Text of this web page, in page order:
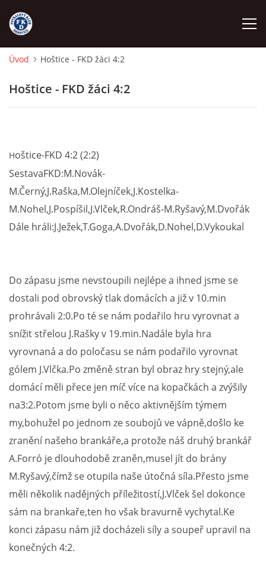
NÁBOR
FKD B
STARŠÍ DOROST
MLADŠÍ ŽÁCI
MLADŠÍ ŽÁCI "B"
PODPORUJÍ NÁŠ KLUB
ARCHÍV
DOTACE
Úvod Hoštice - FKD žáci 4:2
Hoštice - FKD žáci 4:2
Hoštice-FKD 4:2 (2:2)
SestavaFKD:M.Novák-
M.Černý,J.Raška,M.Olejníček,J.Kostelka-
M.Nohel,J.Pospíšil,J.Vlček,R.Ondráš-M.Ryšavý,M.Dvořák
Dále hráli:J.Ježek,T.Goga,A.Dvořák,D.Nohel,D.Vykoukal
Do zápasu jsme nevstoupili nejlépe a ihned jsme se
dostali pod obrovský tlak domácích a již v 10.min
prohrávali 2:0.Po té se nám podařilo hru vyrovnat a
snížit střelou J.Rašky v 19.min.Nadále byla hra
vyrovnaná a do poločasu se nám podařilo vyrovnat
gólem J.Vlčka.Po změně stran byl obraz hry stejný,ale
domácí měli přece jen míč více na kopačkách a zvýšily
na3:2.Potom jsme byli o něco aktivnějším týmem
my,bohužel po jednom ze soubojů ve vápně,došlo ke
zranění našeho brankáře,a protože náš druhý brankář
A.Forró je dlouhodobě zraněn,musel jít do brány
M.Ryšavý,čímž se otupila naše útočná síla.Přesto jsme
měli několik nadějných příležitostí,J.Vlček šel dokonce
sám na brankaře,ten ho však bravurně vychytal.Ke
konci zápasu nám již docházeli síly a soupeř upravil na
konečných 4:2.